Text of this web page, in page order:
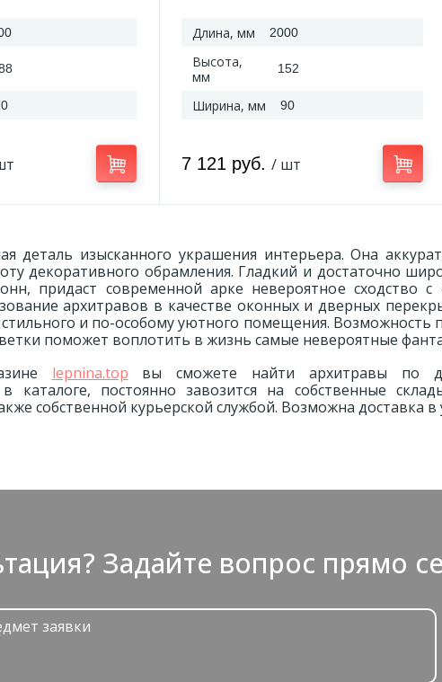
Длина, мм 2000
Высота,
мм
152
Ширина, мм 90
7 121 руб. / шт
деталь изысканного украшения интерьера. Она
декоративного обрамления. Гладкий и достаточно
придаст современной арке невероятное сходство
архитравов в качестве оконных и дверных
и по-особому уютного помещения. Возможность
поможет воплотить в жизнь самые невероятные
lepnina.top вы сможете найти архитравы по
каталоге, постоянно завозится на собственные
собственной курьерской службой. Возможна доставка
Задайте вопрос прямо